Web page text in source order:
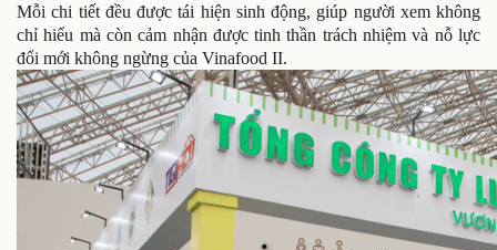
Mỗi chi tiết đều được tái hiện sinh động, giúp người xem không
chỉ hiểu mà còn cảm nhận được tinh thần trách nhiệm và nỗ lực
đổi mới không ngừng của Vinafood II.